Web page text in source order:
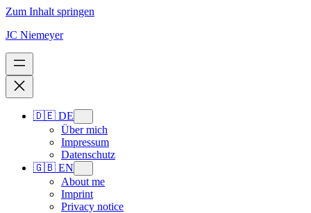
Zum Inhalt springen
JC Niemeyer
🇩🇪 DE
Über mich
Impressum
Datenschutz
🇬🇧 EN
About me
Imprint
Privacy notice